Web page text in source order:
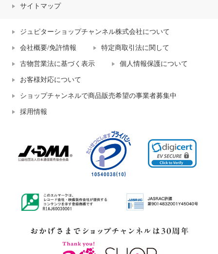
サイトマップ
ジュピターショップチャンネル株式会社について
会社概要/免許情報 特定商取引法に関して
古物営業法に基づく表示 個人情報保護について
お客様対応について
ショップチャンネルで商品販売希望の事業者募集中
採用情報